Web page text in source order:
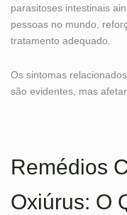
parasitoses intestinais
pessoas no mundo,
tratamento adequado.
Os sintomas
são evidentes, mas
Remédios
Oxiúrus: O